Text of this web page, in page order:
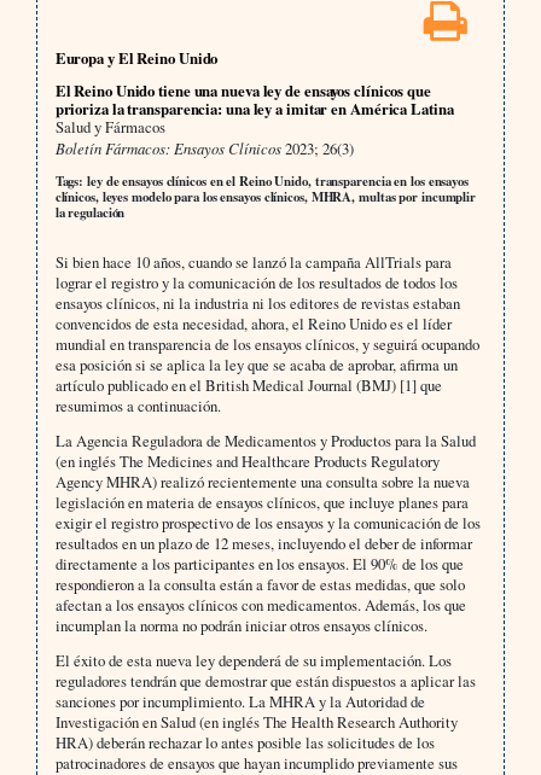
Europa y El Reino Unido
El Reino Unido tiene una nueva ley de ensayos clínicos que
prioriza la transparencia: una ley a imitar en América Latina
Salud y Fármacos
Boletín Fármacos: Ensayos Clínicos2023; 26(3)
Tags: ley de ensayos clínicos en el Reino Unido, transparencia en los ensayos
clínicos, leyes modelo para los ensayos clínicos, MHRA, multas por incumplir
la regulación
Si bien hace 10 años, cuando se lanzó la campaña AllTrials para
lograr el registro y la comunicación de los resultados de todos los
ensayos clínicos, ni la industria ni los editores de revistas estaban
convencidos de esta necesidad, ahora, el Reino Unido es el líder
mundial en transparencia de los ensayos clínicos, y seguirá ocupando
esa posición si se aplica la ley que se acaba de aprobar, afirma un
artículo publicado en el British Medical Journal (BMJ) [1] que
resumimos a continuación.
La Agencia Reguladora de Medicamentos y Productos para la Salud
(en inglés The Medicines and Healthcare Products Regulatory
Agency MHRA) realizó recientemente una consulta sobre la nueva
legislación en materia de ensayos clínicos, que incluye planes para
exigir el registro prospectivo de los ensayos y la comunicación de los
resultados en un plazo de 12 meses, incluyendo el deber de informar
directamente a los participantes en los ensayos. El 90% de los que
respondieron a la consulta están a favor de estas medidas, que solo
afectan a los ensayos clínicos con medicamentos. Además, los que
incumplan la norma no podrán iniciar otros ensayos clínicos.
El éxito de esta nueva ley dependerá de su implementación. Los
reguladores tendrán que demostrar que están dispuestos a aplicar las
sanciones por incumplimiento. La MHRA y la Autoridad de
Investigación en Salud (en inglés The Health Research Authority
HRA) deberán rechazar lo antes posible las solicitudes de los
patrocinadores de ensayos que hayan incumplido previamente sus